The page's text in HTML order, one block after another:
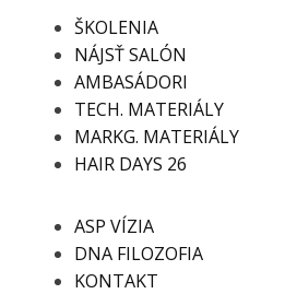
ŠKOLENIA
NÁJSŤ SALÓN
AMBASÁDORI
TECH. MATERIÁLY
MARKG. MATERIÁLY
HAIR DAYS 26
ASP VÍZIA
DNA FILOZOFIA
KONTAKT